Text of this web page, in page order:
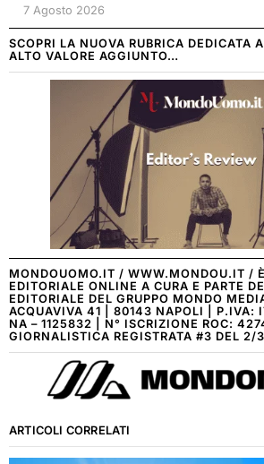
7 Agosto 2026
SCOPRI LA NUOVA RUBRICA DEDICATA
ALTO VALORE AGGIUNTO…
MONDOUOMO.IT / WWW.MONDOU.IT /
EDITORIALE ONLINE A CURA E PARTE
EDITORIALE DEL GRUPPO MONDO
ACQUAVIVA 41 | 80143 NAPOLI | P.IVA:
NA – 1125832 | N° ISCRIZIONE ROC:
GIORNALISTICA REGISTRATA #3 DEL
ARTICOLI CORRELATI